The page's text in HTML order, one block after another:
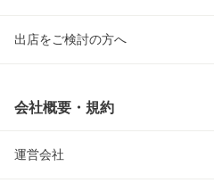
出店をご検討の方へ
会社概要・規約
運営会社